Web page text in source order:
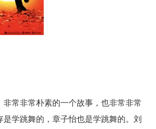
常非常朴素的一个故事，也非常非常
是学跳舞的，章子怡也是学跳舞的。刘